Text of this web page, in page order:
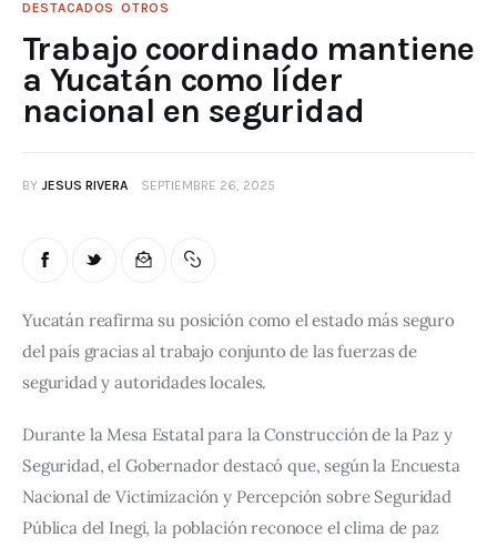
DESTACADOS OTROS
Trabajo coordinado mantiene
a Yucatán como líder
nacional en seguridad
BY JESUS RIVERA SEPTIEMBRE 26, 2025
Yucatán reafirma su posición como el estado más seguro
del país gracias al trabajo conjunto de las fuerzas de
seguridad y autoridades locales.
Durante la Mesa Estatal para la Construcción de la Paz y
Seguridad, el Gobernador destacó que, según la Encuesta
Nacional de Victimización y Percepción sobre Seguridad
Pública del Inegi, la población reconoce el clima de paz